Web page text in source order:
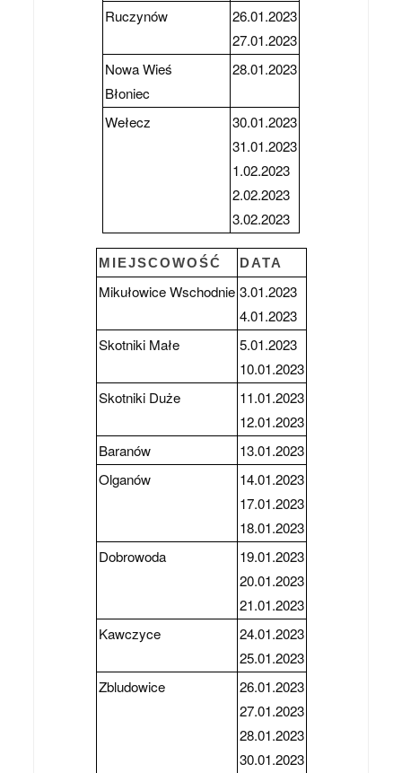
Ruczynów
26.01.2023
27.01.2023
Nowa Wieś
Błoniec
28.01.2023
Wełecz
30.01.2023
31.01.2023
1.02.2023
2.02.2023
3.02.2023
MIEJSCOWOŚĆ DATA
Mikułowice Wschodnie 3.01.2023
4.01.2023
Skotniki Małe
5.01.2023
10.01.2023
Skotniki Duże
11.01.2023
12.01.2023
Baranów
13.01.2023
Olganów
14.01.2023
17.01.2023
18.01.2023
Dobrowoda
19.01.2023
20.01.2023
21.01.2023
Kawczyce
24.01.2023
25.01.2023
Zbludowice
26.01.2023
27.01.2023
28.01.2023
30.01.2023